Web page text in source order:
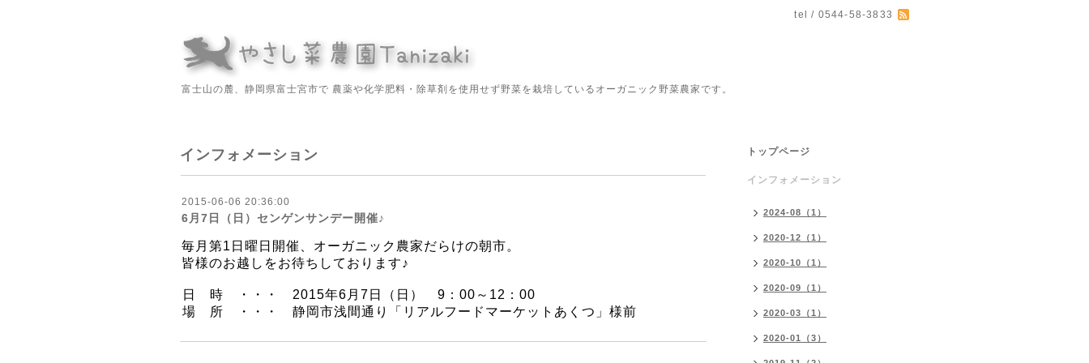
tel / 0544-58-3833
富士山の麓、静岡県富士宮市で 農薬や化学肥料・除草剤を使用せず野菜を栽培しているオーガニック野菜農家です。
インフォメーション
2015-06-06 20:36:00
6月7日（日）センゲンサンデー開催♪
毎月第1日曜日開催、オーガニック農家だらけの朝市。
皆様のお越しをお待ちしております♪
日 時 ・・・ 2015年6月7日（日） 9：00～12：00
場 所 ・・・ 静岡市浅間通り「リアルフードマーケットあくつ」様前
トップページ
インフォメーション
2024-08（1）
2020-12（1）
2020-10（1）
2020-09（1）
2020-03（1）
2020-01（3）